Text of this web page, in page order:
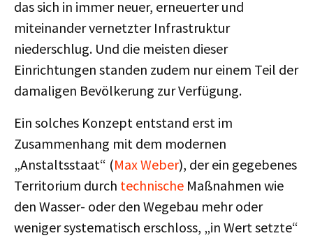
das sich in immer neuer, erneuerter und
miteinander vernetzter Infrastruktur
niederschlug. Und die meisten dieser
Einrichtungen standen zudem nur einem Teil der
damaligen Bevölkerung zur Verfügung.
Ein solches Konzept entstand erst im
Zusammenhang mit dem modernen
„Anstaltsstaat“ (Max Weber), der ein gegebenes
Territorium durch technische Maßnahmen wie
den Wasser- oder den Wegebau mehr oder
weniger systematisch erschloss, „in Wert setzte“